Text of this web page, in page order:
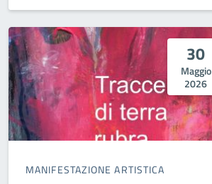
30
Maggio
2026
MANIFESTAZIONE ARTISTICA